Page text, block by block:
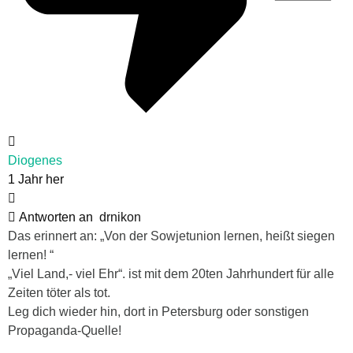
Diogenes
1 Jahr her
Antworten an drnikon
Das erinnert an: „Von der Sowjetunion lernen, heißt siegen
lernen! “
„Viel Land,- viel Ehr“. ist mit dem 20ten Jahrhundert für alle
Zeiten töter als tot.
Leg dich wieder hin, dort in Petersburg oder sonstigen
Propaganda-Quelle!